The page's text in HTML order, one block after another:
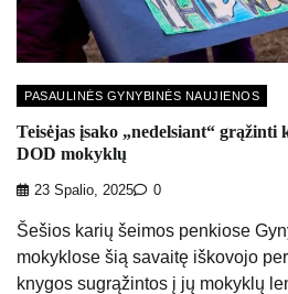
PASAULINĖS GYNYBINĖS NAUJIENOS
Teisėjas įsako „nedelsiant“ grąžinti
DOD mokyklų
23 Spalio, 2025 0
Šešios karių šeimos penkiose
mokyklose šią savaitę iškovojo
knygos sugrąžintos į jų mokyklų